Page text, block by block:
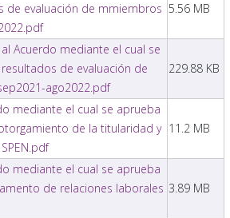
de evaluación de mmiembros 5.56 MB
al Acuerdo mediante el cual se
de evaluación de
ago2022.pdf
229.88 KB
mediante el cual se aprueba
de la titularidad y 11.2 MB
mediante el cual se aprueba
de relaciones laborales 3.89 MB